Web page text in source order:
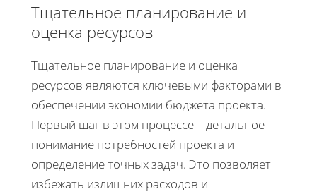
Тщательное планирование и
оценка ресурсов
Тщательное планирование и оценка
ресурсов являются ключевыми факторами в
обеспечении экономии бюджета проекта.
Первый шаг в этом процессе – детальное
понимание потребностей проекта и
определение точных задач. Это позволяет
избежать излишних расходов и